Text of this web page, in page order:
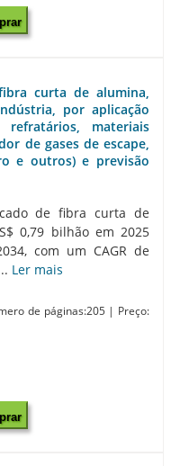
curta de alumina,
por aplicação
materiais
de gases de escape,
e outros) e previsão
de fibra curta de
0,79 bilhão em 2025
com um CAGR de
Ler mais
de páginas:205 | Preço: